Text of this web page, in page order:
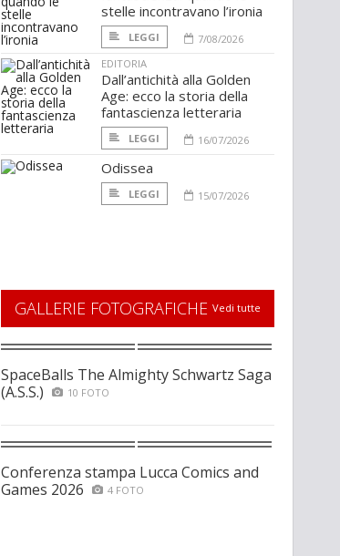
stelle incontravano l’ironia
LEGGI
7/08/2026
EDITORIA
Dall’antichità alla Golden
Age: ecco la storia della
fantascienza letteraria
LEGGI 16/07/2026
Odissea
LEGGI 15/07/2026
GALLERIE FOTOGRAFICHE Vedi tutte
SpaceBalls The Almighty Schwartz Saga
(A.S.S.)
10 FOTO
Conferenza stampa Lucca Comics and
Games 2026
4 FOTO